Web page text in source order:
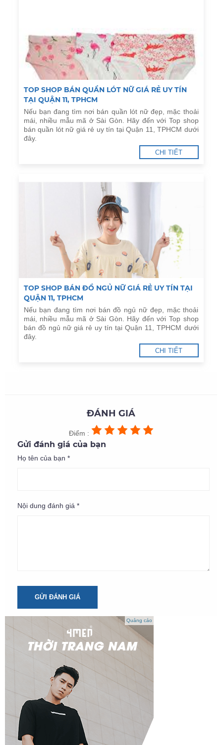
TOP SHOP BÁN QUẦN LÓT NỮ GIÁ RẺ UY TÍN
TẠI QUẬN 11, TPHCM
Nếu bạn đang tìm nơi bán quần lót nữ đẹp, mặc thoải
mái, nhiều mẫu mã ở Sài Gòn. Hãy đến với Top shop
bán quần lót nữ giá rẻ uy tín tại Quận 11, TPHCM dưới
đây.
CHI TIẾT
TOP SHOP BÁN ĐỒ NGỦ NỮ GIÁ RẺ UY TÍN TẠI
QUẬN 11, TPHCM
Nếu bạn đang tìm nơi bán đồ ngủ nữ đẹp, mặc thoải
mái, nhiều mẫu mã ở Sài Gòn. Hãy đến với Top shop
bán đồ ngủ nữ giá rẻ uy tín tại Quận 11, TPHCM dưới
đây.
CHI TIẾT
ĐÁNH GIÁ
Điểm :
Gửi đánh giá của bạn
Họ tên của bạn *
Nội dung đánh giá *
GỬI ĐÁNH GIÁ
Quảng cáo